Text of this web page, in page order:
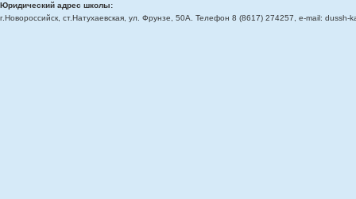
Юридический адрес школы:
г.Новороссийск, ст.Натухаевская, ул. Фрунзе, 50А. Телефон 8 (8617) 274257, e-mail: dussh-